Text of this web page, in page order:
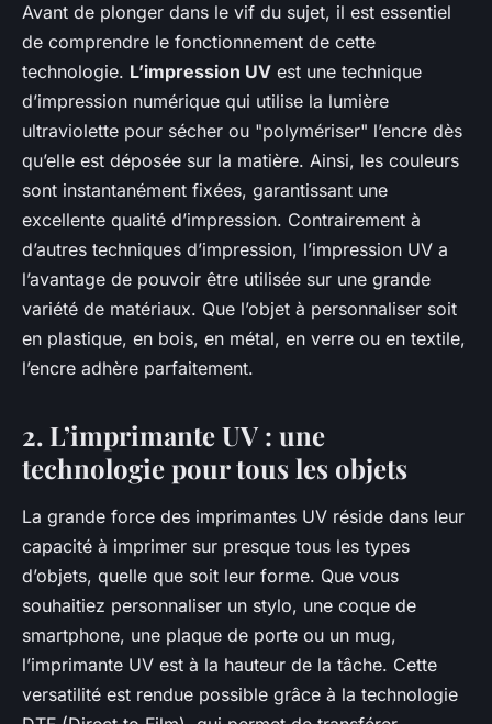
Avant de plonger dans le vif du sujet, il est essentiel
de comprendre le fonctionnement de cette
technologie. L’impression UV est une technique
d’impression numérique qui utilise la lumière
ultraviolette pour sécher ou "polymériser" l’encre dès
qu’elle est déposée sur la matière. Ainsi, les couleurs
sont instantanément fixées, garantissant une
excellente qualité d’impression. Contrairement à
d’autres techniques d’impression, l’impression UV a
l’avantage de pouvoir être utilisée sur une grande
variété de matériaux. Que l’objet à personnaliser soit
en plastique, en bois, en métal, en verre ou en textile,
l’encre adhère parfaitement.
2. L’imprimante UV : une
technologie pour tous les objets
La grande force des imprimantes UV réside dans leur
capacité à imprimer sur presque tous les types
d’objets, quelle que soit leur forme. Que vous
souhaitiez personnaliser un stylo, une coque de
smartphone, une plaque de porte ou un mug,
l’imprimante UV est à la hauteur de la tâche. Cette
versatilité est rendue possible grâce à la technologie